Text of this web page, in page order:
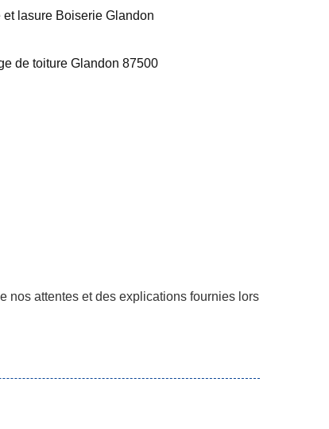
et lasure Boiserie Glandon
de toiture Glandon 87500
nos attentes et des explications fournies lors